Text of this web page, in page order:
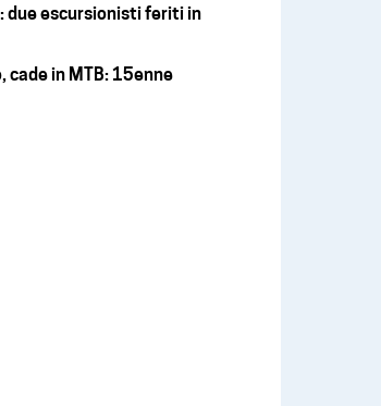
due escursionisti feriti in
cade in MTB: 15enne